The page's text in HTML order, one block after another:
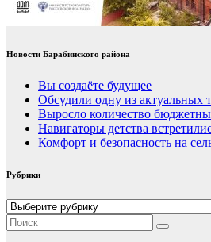
Новости Барабинского района
Вы создаёте будущее
Обсудили одну из актуальных
Выросло количество
Навигаторы детства
Комфорт и безопасность на
Рубрики
Рубрики